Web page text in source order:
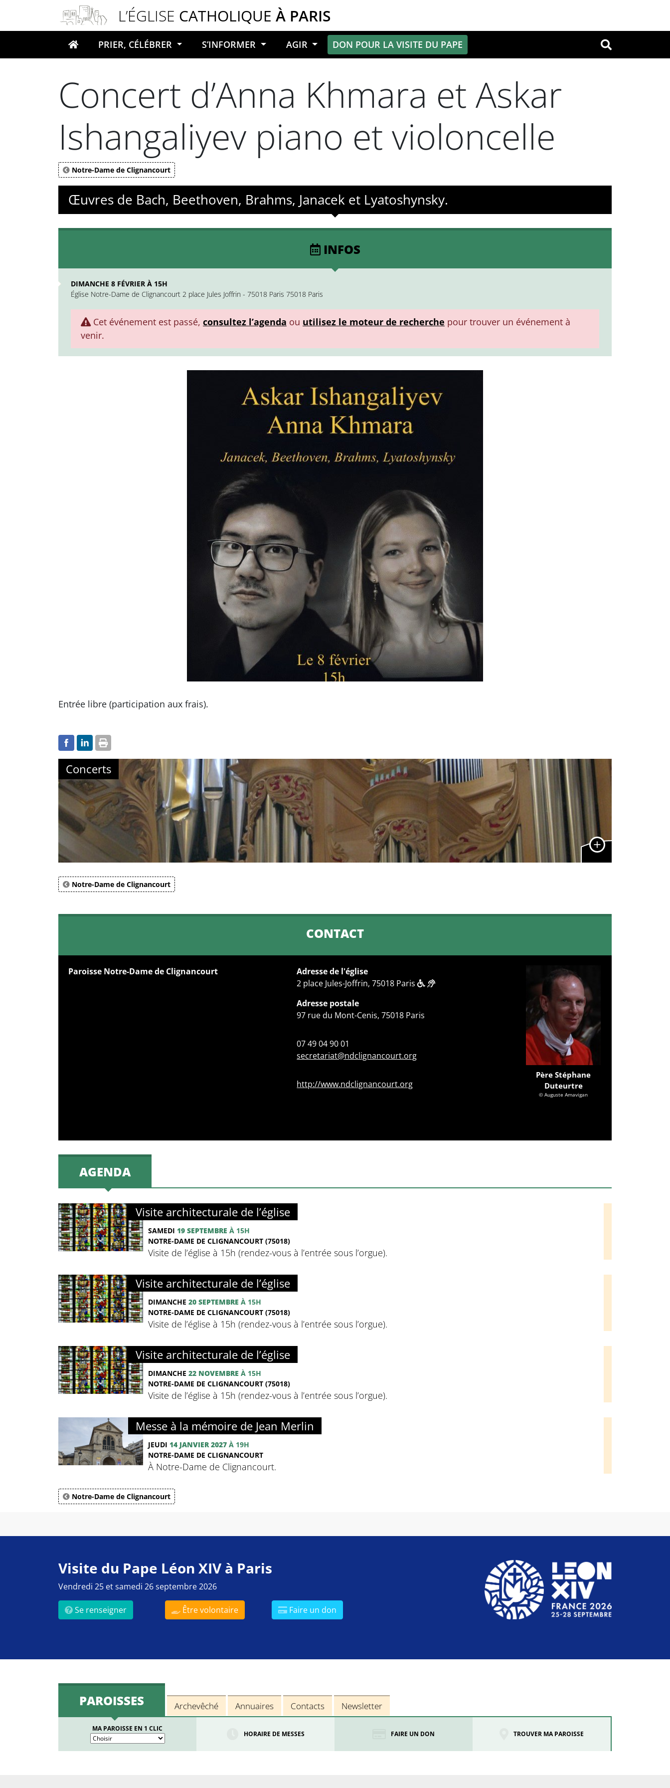
L’ÉGLISE CATHOLIQUE À PARIS
Votre recherche OK
PRIER, CÉLÉBRER S’INFORMER AGIR DON POUR LA VISITE DU PAPE
Concert d’Anna Khmara et Askar
Ishangaliyev piano et violoncelle
Notre-Dame de Clignancourt
Œuvres de Bach, Beethoven, Brahms, Janacek et Lyatoshynsky.
INFOS
DIMANCHE 8 FÉVRIER À 15H
Église Notre-Dame de Clignancourt 2 place Jules Joffrin - 75018 Paris 75018 Paris
Cet événement est passé, consultez l’agenda ou utilisez le moteur de recherche pour trouver un événement à
venir.
Entrée libre (participation aux frais).
Concerts
Notre-Dame de Clignancourt
CONTACT
Paroisse Notre-Dame de Clignancourt
Adresse de l'église
2 place Jules-Joffrin, 75018 Paris
Adresse postale
97 rue du Mont-Cenis, 75018 Paris
07 49 04 90 01
secretariat@ndclignancourt.org
http://www.ndclignancourt.org
Père Stéphane
Duteurtre
© Auguste Amavigan
AGENDA
Visite architecturale de l’église
SAMEDI 19 SEPTEMBRE À 15H
NOTRE-DAME DE CLIGNANCOURT (75018)
Visite de l’église à 15h (rendez-vous à l’entrée sous l’orgue).
Visite architecturale de l’église
DIMANCHE 20 SEPTEMBRE À 15H
NOTRE-DAME DE CLIGNANCOURT (75018)
Visite de l’église à 15h (rendez-vous à l’entrée sous l’orgue).
Visite architecturale de l’église
DIMANCHE 22 NOVEMBRE À 15H
NOTRE-DAME DE CLIGNANCOURT (75018)
Visite de l’église à 15h (rendez-vous à l’entrée sous l’orgue).
Messe à la mémoire de Jean Merlin
JEUDI 14 JANVIER 2027 À 19H
NOTRE-DAME DE CLIGNANCOURT
À Notre-Dame de Clignancourt.
Notre-Dame de Clignancourt
Visite du Pape Léon XIV à Paris
Vendredi 25 et samedi 26 septembre 2026
Se renseigner Être volontaire Faire un don
PAROISSES Archevêché Annuaires Contacts Newsletter
MA PAROISSE EN 1 CLIC
HORAIRE DE MESSES FAIRE UN DON TROUVER MA PAROISSE
Panneau de gestion des cookies